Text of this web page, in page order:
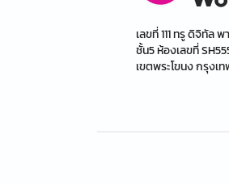
เลขที่ 111 ทรู ดิจิทัล
ชั้น5 ห้องเลขที่
เขตพระโขนง กรุงเ